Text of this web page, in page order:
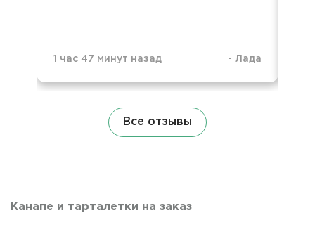
1 час 47 минут назад - Лада
Все отзывы
Канапе и тарталетки на заказ